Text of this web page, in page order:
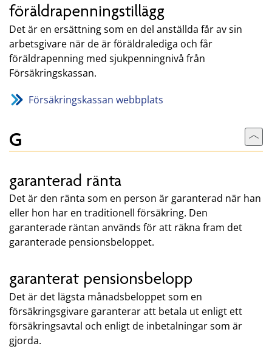
föräldrapenningstillägg
Det är en ersättning som en del anställda får av sin
arbetsgivare när de är föräldralediga och får
föräldrapenning med sjukpenningnivå från
Försäkringskassan.
Försäkringskassan webbplats
G Till
garanterad ränta
Det är den ränta som en person är garanterad när han
eller hon har en traditionell försäkring. Den
garanterade räntan används för att räkna fram det
garanterade pensionsbeloppet.
garanterat pensionsbelopp
Det är det lägsta månadsbeloppet som en
försäkringsgivare garanterar att betala ut enligt ett
försäkringsavtal och enligt de inbetalningar som är
gjorda.